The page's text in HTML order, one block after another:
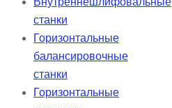
станки
Горизонтальные
балансировочные
станки
Горизонтальные